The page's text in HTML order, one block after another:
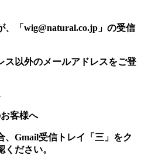
、「wig@natural.co.jp」の受信
ス以外のメールアドレスをご登
客様へ
、Gmail受信トレイ「三」をク
ださい。